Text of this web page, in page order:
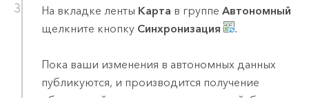
На вкладке ленты Карта в группе Автономный
щелкните кнопку Синхронизация .
Пока ваши изменения в автономных данных
публикуются, и производится получение